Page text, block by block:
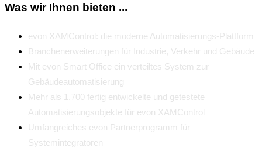
Was wir Ihnen bieten ...
evon XAMControl: die moderne Automatisierungs-Plattform
Branchenerweiterungen für Industrie, Verkehr und Gebäude
Mit evon Smart Office ein verteiltes System zur
Gebäudeautomatisierung
Mehr als 1.700 fertig entwickelte und getestete
Automatisierungsobjekte für evon XAMControl
Umfangreiches evon Partnerprogramm für
Systemintegratoren